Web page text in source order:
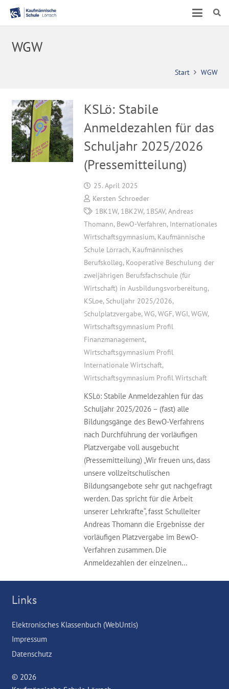
WGW
Start WGW
KSLö: Stabile
Anmeldezahlen für das
Schuljahr 2025/2026
(Pressemitteilung)
25. April 2025
Kersten Schroeder
1BK1W, 1BK2W, 1BSAV, Andreas
Thomann, BewO-Verfahren, Internationales
Wirtschaftsgymnasium, Kaufmännische
Schule Lörrach, Kaufmännisches
Berufskolleg, Kooperative Beschulung der
zweijährigen Berufsfachschule (für
Wirtschaft) in Ausbildungsvorbereitung,
KSLoe, Schuljahr 2025/2026,
Schulplatzvergabe, WG, WGF, WGI, WGW,
Wirtschaftsgymnasium Profil
Finanzmanagement,
Wirtschaftsgymnasium Profil
Internationale Wirtschaft,
Wirtschaftsgymnasium Profil Wirtschaft
KSLö: Stabile Anmeldezahlen für das
Schuljahr 2025/2026 – (fast) alle
Bildungsgänge des BewO-Verfahrens
nach Durchführung der vorläufigen
Platzvergabe voll ausgebucht
(Pressemitteilung) „Wir freuen uns, dass
unsere vollzeitschulischen
Bildungsangebote sehr gut nachgefragt
werden. Das spricht für die Arbeit
unserer Lehrkräfte“, fasst Schulleiter
Andreas Thomann die Ergebnisse der
vorläufigen Platzvergabe im BewO-
Verfahren zusammen. Die
Anmeldezahlen der einzelnen…
Links
Elektronisches Klassenbuch (WebUntis)
Impressum
Datenschutz
© 2026